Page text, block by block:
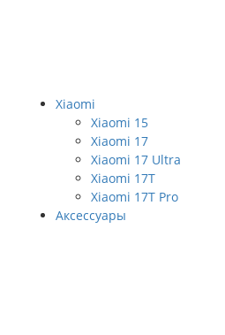
Xiaomi
Xiaomi 15
Xiaomi 17
Xiaomi 17 Ultra
Xiaomi 17T
Xiaomi 17T Pro
Аксессуары